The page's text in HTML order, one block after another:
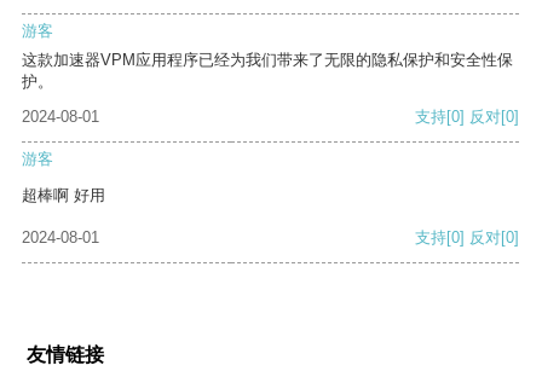
游客
这款加速器VPM应用程序已经为我们带来了无限的隐私保护和安全性保
护。
2024-08-01
支持[0] 反对[0]
游客
超棒啊 好用
2024-08-01 支持[0] 反对[0]
友情链接